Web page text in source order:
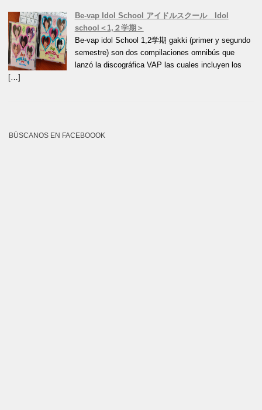
Be-vap Idol School アイドルスクール Idol
school＜1,２学期＞
Be-vap idol School 1,2学期 gakki (primer y segundo
semestre) son dos compilaciones omnibús que
lanzó la discográfica VAP las cuales incluyen los
[…]
BÚSCANOS EN FACEBOOOK